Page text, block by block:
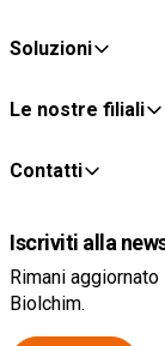
Soluzioni
Le nostre filiali
Contatti
Iscriviti alla
Rimani
Biolchim.